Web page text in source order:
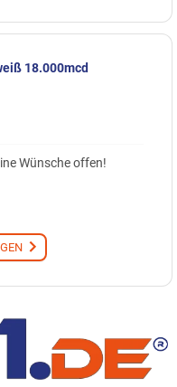
18.000mcd
Wünsche offen!